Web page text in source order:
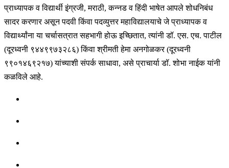
प्राध्यापक व विद्यार्थी इंग्रजी, मराठी, कन्नड व हिंदी भाषेत आपले शोधनिबंध
सादर करणार असून पदवी किंवा पदव्युत्तर महाविद्यालयाचे जे प्राध्यापक व
विद्यार्थ्यांना या चर्चासत्रात सहभागी होऊ इच्छितात, त्यांनी डॉ. एस. एच. पाटील
(दूरध्वनी ९४४९९७३२८६) किंवा श्रीमती हेमा अनगोळकर (दूरध्वनी
९९०१४६९२१७) यांच्याशी संपर्क साधावा, असे प्राचार्या डॉ. शोभा नाईक यांनी
कळविले आहे.